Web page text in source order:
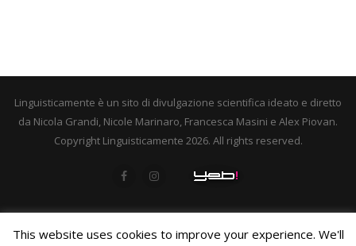
Linguisticamente è un sito di divulgazione scientifica ideato e diretto
da Nicola Grandi, Nicole Marinaro, Francesca Masini e Alex Piovan.
Copyright Linguisticamente 2026. All rights reserved.
This website uses cookies to improve your experience. We'll